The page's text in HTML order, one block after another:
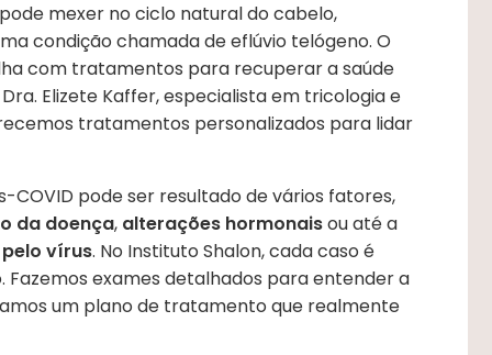
mexer no ciclo natural do cabelo,
condição chamada de eflúvio telógeno. O
com tratamentos para recuperar a saúde
Elizete Kaffer, especialista em tricologia e
tratamentos personalizados para lidar
COVID pode ser resultado de vários fatores,
da doença, alterações hormonaisou até a
vírus. No Instituto Shalon, cada caso é
Fazemos exames detalhados para entender a
um plano de tratamento que realmente